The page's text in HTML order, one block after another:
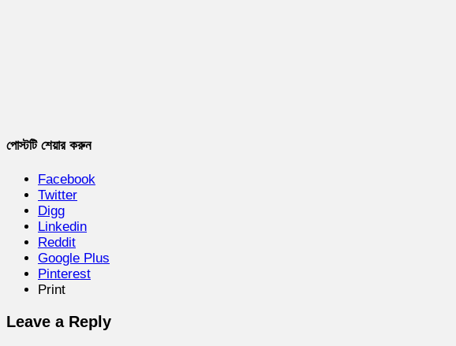
পোস্টটি শেয়ার করুন
Facebook
Twitter
Digg
Linkedin
Reddit
Google Plus
Pinterest
Print
Leave a Reply